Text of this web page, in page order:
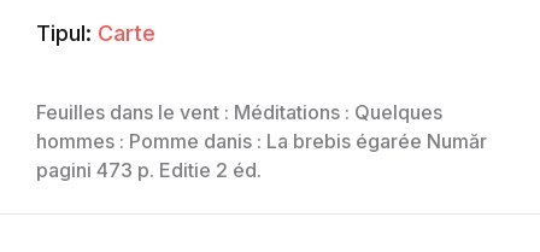
Tipul: Carte
Feuilles dans le vent : Méditations : Quelques
hommes : Pomme danis : La brebis égarée Număr
pagini 473 p. Editie 2 éd.